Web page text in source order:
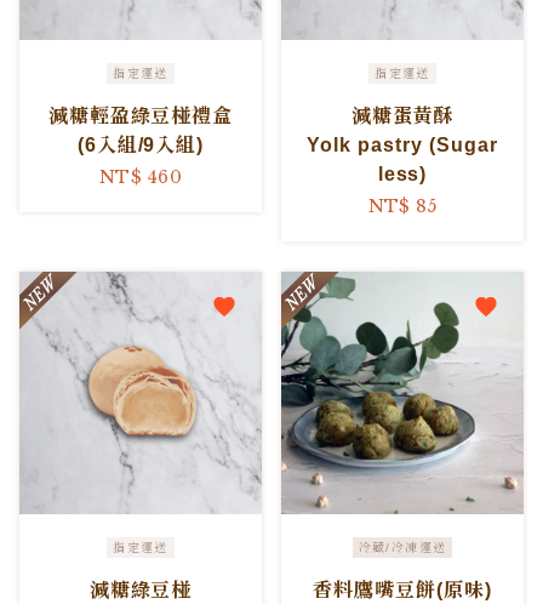
指定運送
減糖輕盈綠豆椪禮盒
(6入組/9入組)
NT$ 460
指定運送
減糖蛋黃酥
Yolk pastry (Sugar
less)
NT$ 85
指定運送
減糖綠豆椪
冷藏/冷凍運送
香料鷹嘴豆餅(原味)